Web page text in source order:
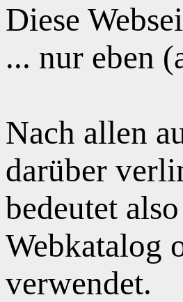
Diese
... nur eben
Nach allen
darüber
bedeutet
Webkatalog
verwendet.